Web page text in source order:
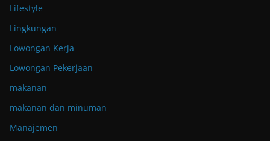
Lifestyle
Lingkungan
Lowongan Kerja
Lowongan Pekerjaan
makanan
makanan dan minuman
Manajemen